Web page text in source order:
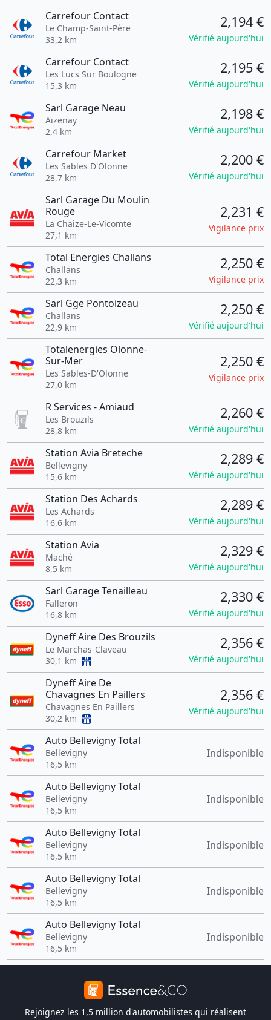
Carrefour Contact
Le Champ-Saint-Père
33,2 km
2,194 €
Vérifié aujourd'hui
Carrefour Contact
Les Lucs Sur Boulogne
15,3 km
2,195 €
Vérifié aujourd'hui
Sarl Garage Neau
Aizenay
2,4 km
2,198 €
Vérifié aujourd'hui
Carrefour Market
Les Sables D'Olonne
28,7 km
2,200 €
Vérifié aujourd'hui
Sarl Garage Du Moulin
Rouge
La Chaize-Le-Vicomte
27,1 km
2,231 €
Vigilance prix
Total Energies Challans
Challans
22,3 km
2,250 €
Vigilance prix
Sarl Gge Pontoizeau
Challans
22,9 km
2,250 €
Vérifié aujourd'hui
Totalenergies Olonne-
Sur-Mer
Les Sables-D'Olonne
27,0 km
2,250 €
Vigilance prix
R Services - Amiaud
Les Brouzils
28,8 km
2,260 €
Vérifié aujourd'hui
Station Avia Breteche
Bellevigny
15,6 km
2,289 €
Vérifié aujourd'hui
Station Des Achards
Les Achards
16,6 km
2,289 €
Vérifié aujourd'hui
Station Avia
Maché
8,5 km
2,329 €
Vérifié aujourd'hui
Sarl Garage Tenailleau
Falleron
16,8 km
2,330 €
Vérifié aujourd'hui
Dyneff Aire Des Brouzils
Le Marchas-Claveau
30,1 km
2,356 €
Vérifié aujourd'hui
Dyneff Aire De
Chavagnes En Paillers
Chavagnes En Paillers
30,2 km
2,356 €
Vérifié aujourd'hui
Auto Bellevigny Total
Bellevigny
16,5 km
Indisponible
Auto Bellevigny Total
Bellevigny
16,5 km
Indisponible
Auto Bellevigny Total
Bellevigny
16,5 km
Indisponible
Auto Bellevigny Total
Bellevigny
16,5 km
Indisponible
Auto Bellevigny Total
Bellevigny
16,5 km
Indisponible
Rejoignez les 1,5 million d'automobilistes qui réalisent